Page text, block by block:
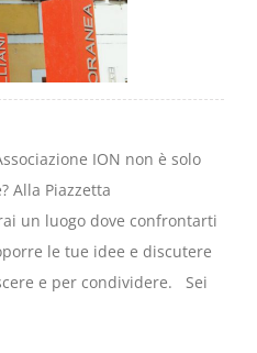
ION non è solo
Alla Piazzetta
un luogo dove confrontarti
le tue idee e discutere
e per condividere. Sei